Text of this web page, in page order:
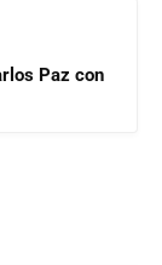
Paz con